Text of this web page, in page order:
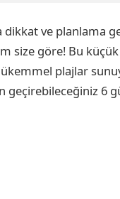
ve planlama
size göre! Bu
plajlar
geçirebileceğiniz 6